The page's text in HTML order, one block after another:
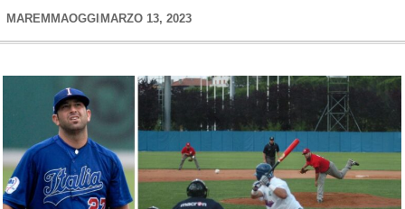
MAREMMAOGGI MARZO 13, 2023